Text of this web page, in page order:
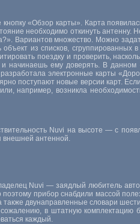
«Обзор карты». Карта
необходимо откинуть
Вариантов множество. Можно
из списков,
поездку и проверить,
начинаешь ему доверять. В
электронные карты
поступают новые версии карт.
например, возникла
Nuvi на высоте — с
внешней антенной.
Nuvi — заядлый любитель
прибор снабдили массой
также двунаправленные словари
в штатную
каждый.